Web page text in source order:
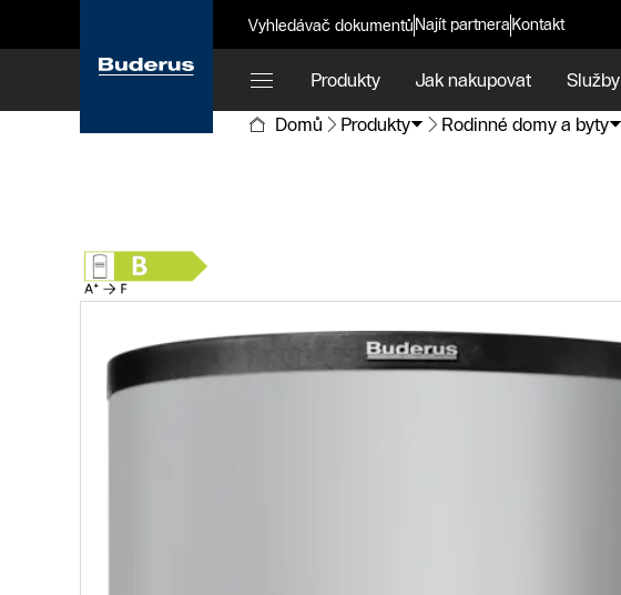
Vyhledávač dokumentůNajít partneraKontakt
Produkty Jak nakupovat Služby
Domů
Produkty Rodinné domy a byty